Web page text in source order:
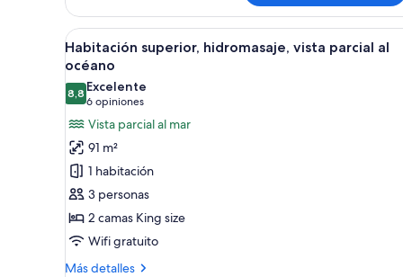
vista
parcial
al
océano
Ver
todas
las
fotos
de
Habitación
superior,
hidromasaje,
vista
parcial
al
océano
Una habitación de hotel
15
Habitación superior, hidromasaje, vista parcial al
océano
8,88,8 de 10
Excelente
6 opiniones
(6
opiniones)
Vista parcial al mar
91 m²
1 habitación
3 personas
2 camas King size
Wifi gratuito
Más detalles
Más